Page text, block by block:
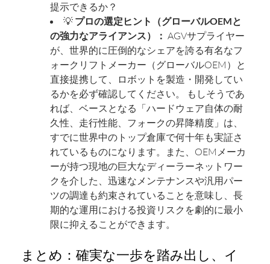
提示できるか？
💡 プロの選定ヒント（グローバルOEMと
の強力なアライアンス）： AGVサプライヤー
が、世界的に圧倒的なシェアを誇る有名なフ
ォークリフトメーカー（グローバルOEM）と
直接提携して、ロボットを製造・開発してい
るかを必ず確認してください。 もしそうであ
れば、ベースとなる「ハードウェア自体の耐
久性、走行性能、フォークの昇降精度」は、
すでに世界中のトップ倉庫で何十年も実証さ
れているものになります。また、OEMメーカ
ーが持つ現地の巨大なディーラーネットワー
クを介した、迅速なメンテナンスや汎用パー
ツの調達も約束されていることを意味し、長
期的な運用における投資リスクを劇的に最小
限に抑えることができます。
まとめ：確実な一歩を踏み出し、イ